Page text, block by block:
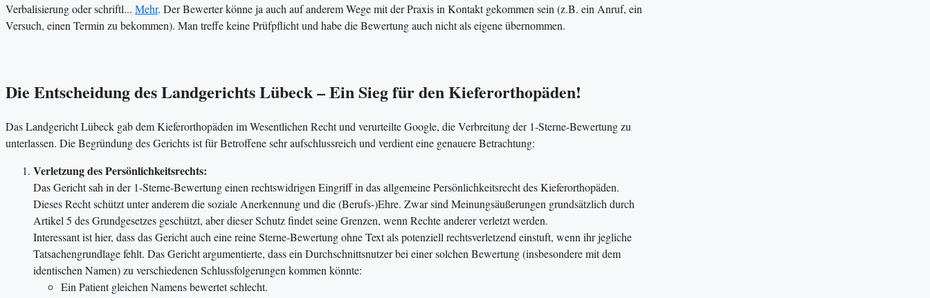
Verbalisierung oder schriftl... Mehr. Der Bewerter könne ja auch auf anderem Wege mit der Praxis in Kontakt gekommen sein (z.B. ein Anruf, ein
Versuch, einen Termin zu bekommen). Man treffe keine Prüfpflicht und habe die Bewertung auch nicht als eigene übernommen.
Die Entscheidung des Landgerichts Lübeck – Ein Sieg für den Kieferorthopäden!
Das Landgericht Lübeck gab dem Kieferorthopäden im Wesentlichen Recht und verurteilte Google, die Verbreitung der 1-Sterne-Bewertung zu
unterlassen. Die Begründung des Gerichts ist für Betroffene sehr aufschlussreich und verdient eine genauere Betrachtung:
Verletzung des Persönlichkeitsrechts:
Das Gericht sah in der 1-Sterne-Bewertung einen rechtswidrigen Eingriff in das allgemeine Persönlichkeitsrecht des Kieferorthopäden.
Dieses Recht schützt unter anderem die soziale Anerkennung und die (Berufs-)Ehre. Zwar sind Meinungsäußerungen grundsätzlich durch
Artikel 5 des Grundgesetzes geschützt, aber dieser Schutz findet seine Grenzen, wenn Rechte anderer verletzt werden.
Interessant ist hier, dass das Gericht auch eine reine Sterne-Bewertung ohne Text als potenziell rechtsverletzend einstuft, wenn ihr jegliche
Tatsachengrundlage fehlt. Das Gericht argumentierte, dass ein Durchschnittsnutzer bei einer solchen Bewertung (insbesondere mit dem
identischen Namen) zu verschiedenen Schlussfolgerungen kommen könnte:
Ein Patient gleichen Namens bewertet schlecht.